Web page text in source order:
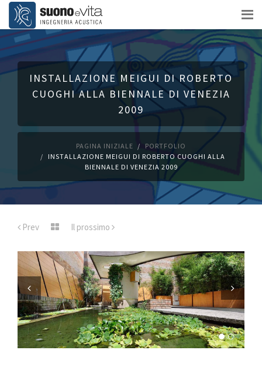
INSTALLAZIONE MEIGUI DI ROBERTO
CUOGHI ALLA BIENNALE DI VENEZIA
2009
PAGINA INIZIALE
PORTFOLIO
INSTALLAZIONE MEIGUI DI ROBERTO CUOGHI ALLA
BIENNALE DI VENEZIA 2009
Prev Il prossimo
Previous Next